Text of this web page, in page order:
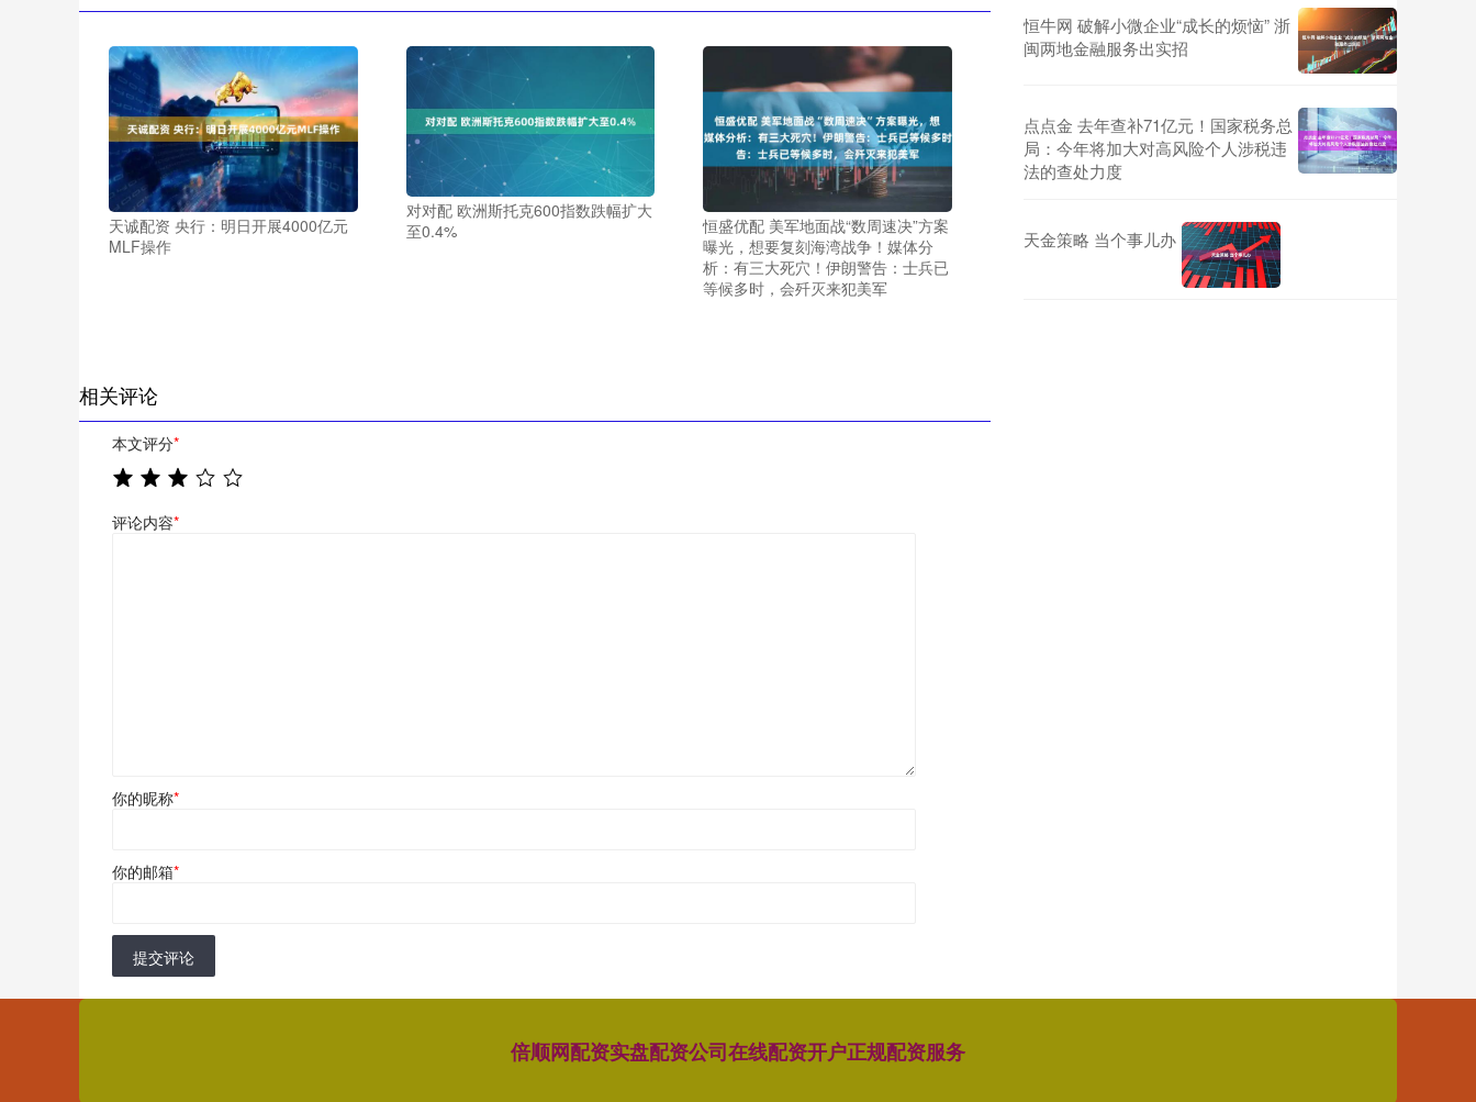
天诚配资 央行：明日开展4000亿元
MLF操作
对对配 欧洲斯托克600指数跌幅扩大
至0.4%
恒盛优配 美军地面战“数周速决”方案
曝光，想要复刻海湾战争！媒体分
析：有三大死穴！伊朗警告：士兵已
等候多时，会歼灭来犯美军
相关评论
本文评分*
评论内容*
你的昵称*
你的邮箱*
提交评论
恒牛网 破解小微企业“成长的烦恼” 浙
闽两地金融服务出实招
点点金 去年查补71亿元！国家税务总
局：今年将加大对高风险个人涉税违
法的查处力度
天金策略 当个事儿办
倍顺网配资实盘配资公司在线配资开户正规配资服务